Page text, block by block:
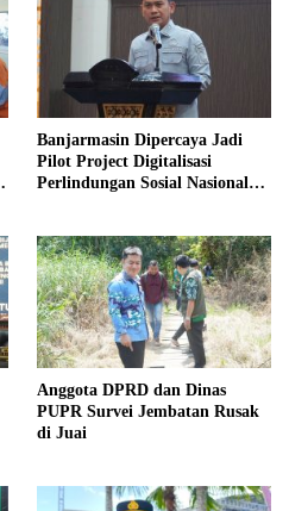
Banjarmasin Dipercaya Jadi
Pilot Project Digitalisasi
Perlindungan Sosial Nasional
Anggota DPRD dan Dinas
PUPR Survei Jembatan Rusak
di Juai